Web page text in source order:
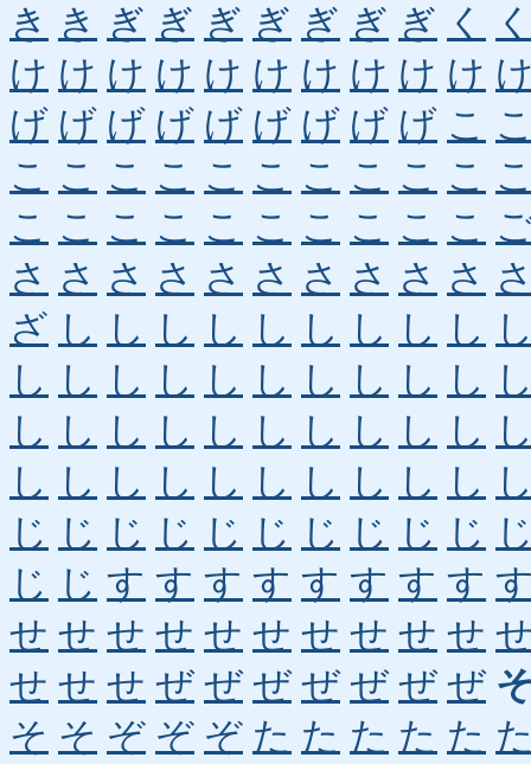
き き ぎ ぎ ぎ ぎ ぎ ぎ ぎ く
け け け け け け け け け け
げ げ げ げ げ げ げ げ げ こ
こ こ こ こ こ こ こ こ こ こ
こ こ こ こ こ こ こ こ こ こ
さ さ さ さ さ さ さ さ さ さ
ざ し し し し し し し し し
し し し し し し し し し し
し し し し し し し し し し
し し し し し し し し し し
じ じ じ じ じ じ じ じ じ じ
じ じ す す す す す す す す
せ せ せ せ せ せ せ せ せ せ
せ せ せ ぜ ぜ ぜ ぜ ぜ ぜ ぜ
そ そ ぞ ぞ ぞ た た た た た